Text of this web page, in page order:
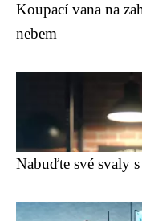
Koupací vana na
nebem
Nabuďte své svaly